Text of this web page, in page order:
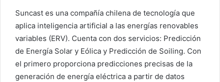
Suncast es una compañía chilena de tecnología que
aplica inteligencia artificial a las energías renovables
variables (ERV). Cuenta con dos servicios: Predicción
de Energía Solar y Eólica y Predicción de Soiling. Con
el primero proporciona predicciones precisas de la
generación de energía eléctrica a partir de datos